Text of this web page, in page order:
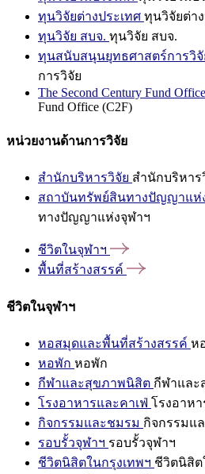
ทุนวิจัยต่างประเทศ ทุนวิจัยต่า
ทุนวิจัย สบจ. ทุนวิจัย สบจ.
ทุนสนับสนุนยุทธศาสตร์การวิจั
การวิจัย
The Second Century Fund
Fund Office (C2F)
หน่วยงานด้านการวิจัย
สำนักบริหารวิจัย สำนักบริหาร
สถาบันทรัพย์สินทางปัญญาแห่
ทางปัญญาแห่งจุฬาฯ
ชีวิตในจุฬาฯ
พื้นที่สร้างสรรค์
ชีวิตในจุฬาฯ
หอสมุดและพื้นที่สร้างสรรค์ ห
หอพัก หอพัก
กีฬาและสุขภาพนิสิต กีฬาแล
โรงอาหารและคาเฟ่ โรงอาหา
กิจกรรมและชมรม กิจกรรมแ
รอบรั้วจุฬาฯ รอบรั้วจุฬาฯ
ชีวิตนิสิตในกรุงเทพฯ ชีวิตนิสิต